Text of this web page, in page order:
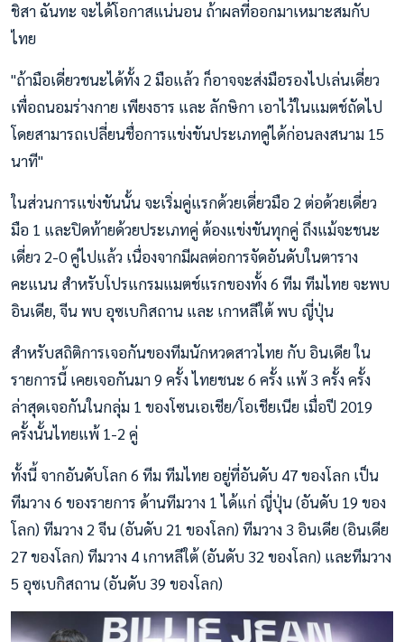
ชิสา ฉันทะ จะได้โอกาสแน่นอน ถ้าผลที่ออกมาเหมาะสมกับ
ไทย
"ถ้ามือเดี่ยวชนะได้ทั้ง 2 มือแล้ว ก็อาจจะส่งมือรองไปเล่นเดี่ยว
เพื่อถนอมร่างกาย เพียงธาร และ ลักษิกา เอาไว้ในแมตช์ถัดไป
โดยสามารถเปลี่ยนชื่อการแข่งขันประเภทคู่ได้ก่อนลงสนาม 15
นาที"
ในส่วนการแข่งขันนั้น จะเริ่มคู่แรกด้วยเดี่ยวมือ 2 ต่อด้วยเดี่ยว
มือ 1 และปิดท้ายด้วยประเภทคู่ ต้องแข่งขันทุกคู่ ถึงแม้จะชนะ
เดี่ยว 2-0 คู่ไปแล้ว เนื่องจากมีผลต่อการจัดอันดับในตาราง
คะแนน สำหรับโปรแกรมแมตช์แรกของทั้ง 6 ทีม ทีมไทย จะพบ
อินเดีย, จีน พบ อุซเบกิสถาน และ เกาหลีใต้ พบ ญี่ปุ่น
สำหรับสถิติการเจอกันของทีมนักหวดสาวไทย กับ อินเดีย ใน
รายการนี้ เคยเจอกันมา 9 ครั้ง ไทยชนะ 6 ครั้ง แพ้ 3 ครั้ง ครั้ง
ล่าสุดเจอกันในกลุ่ม 1 ของโซนเอเชีย/โอเชียเนีย เมื่อปี 2019
ครั้งนั้นไทยแพ้ 1-2 คู่
ทั้งนี้ จากอันดับโลก 6 ทีม ทีมไทย อยู่ที่อันดับ 47 ของโลก เป็น
ทีมวาง 6 ของรายการ ด้านทีมวาง 1 ได้แก่ ญี่ปุ่น (อันดับ 19 ของ
โลก) ทีมวาง 2 จีน (อันดับ 21 ของโลก) ทีมวาง 3 อินเดีย (อินเดีย
27 ของโลก) ทีมวาง 4 เกาหลีใต้ (อันดับ 32 ของโลก) และทีมวาง
5 อุซเบกิสถาน (อันดับ 39 ของโลก)